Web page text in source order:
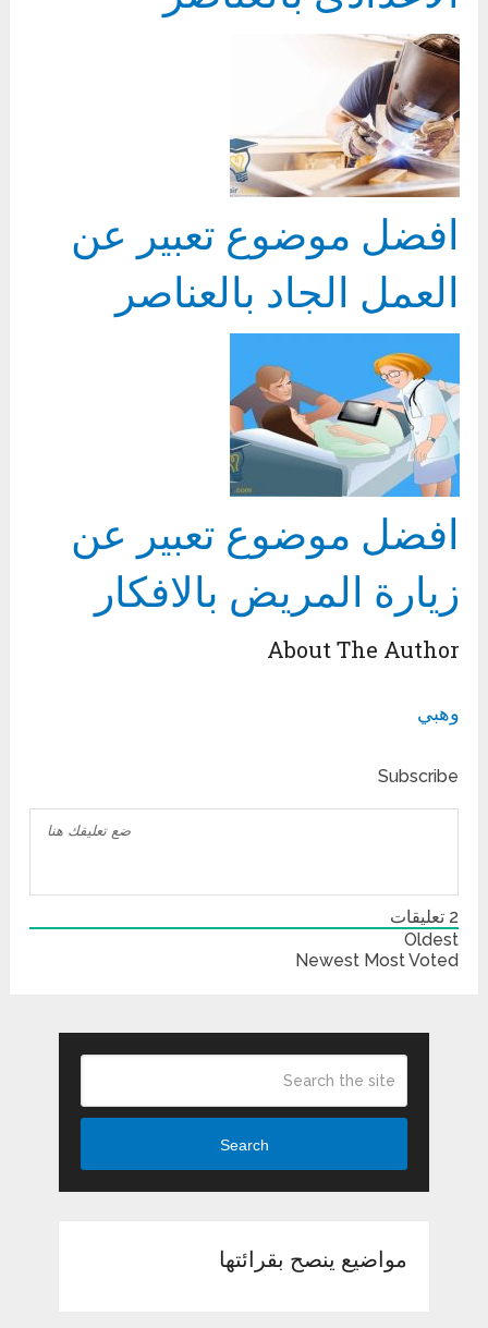
افضل موضوع تعبير عن
العمل الجاد بالعناصر
افضل موضوع تعبير عن
زيارة المريض بالافكار
About The Author
وهبي
Subscribe
2 تعليقات
Oldest
Newest Most Voted
Search
مواضيع ينصح بقرائتها